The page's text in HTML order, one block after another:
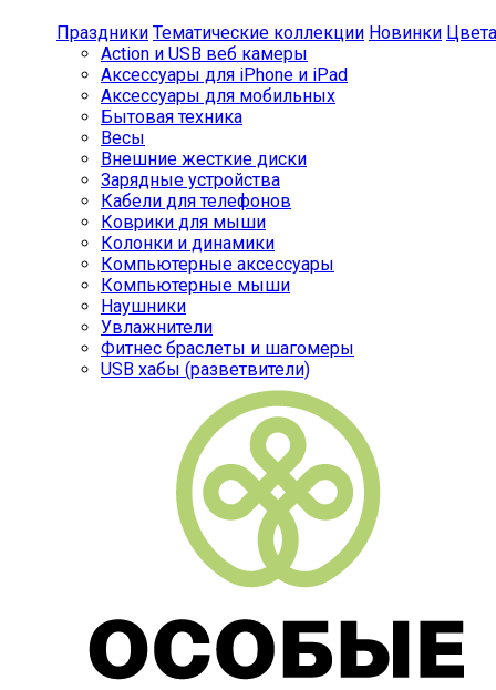
Праздники Тематические коллекции Новинки Цвета
Action и USB веб камеры
Аксессуары для iPhone и iPad
Аксессуары для мобильных
Бытовая техника
Весы
Внешние жесткие диски
Зарядные устройства
Кабели для телефонов
Коврики для мыши
Колонки и динамики
Компьютерные аксессуары
Компьютерные мыши
Наушники
Увлажнители
Фитнес браслеты и шагомеры
USB хабы (разветвители)